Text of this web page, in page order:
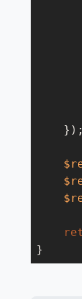
    });
}